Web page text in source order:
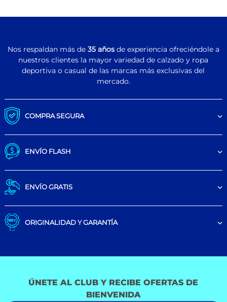
Nos respaldan más de 35 añosde experiencia ofreciéndole a
nuestros clientes la mayor variedad de calzado y ropa
deportiva o casual de las marcas más exclusivas del
mercado.
COMPRA SEGURA
ENVÍO FLASH
ENVÍO GRATIS
ORIGINALIDAD Y GARANTÍA
ÚNETE AL CLUB Y RECIBE OFERTAS DE
BIENVENIDA